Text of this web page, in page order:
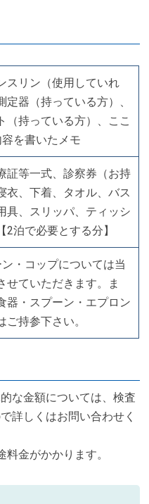
スリン（使用していれ
定器（持っている方）、
（持っている方）、ここ
を書いたメモ
証等一式、診察券（お持
衣、下着、タオル、バス
具、スリッパ、ティッシ
2泊で必要とする分】
・コップについては当
せていただきます。ま
器・スプーン・エプロン
ご持参下さい。
な金額については、検査
詳しくはお問い合わせく
金がかかります。